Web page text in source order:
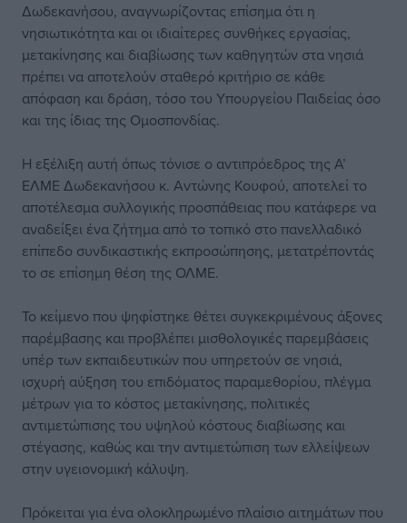
Δωδεκανήσου, αναγνωρίζοντας επίσημα ότι η
νησιωτικότητα και οι ιδιαίτερες συνθήκες εργασίας,
μετακίνησης και διαβίωσης των καθηγητών στα νησιά
πρέπει να αποτελούν σταθερό κριτήριο σε κάθε
απόφαση και δράση, τόσο του Υπουργείου Παιδείας όσο
και της ίδιας της Ομοσπονδίας.
Η εξέλιξη αυτή όπως τόνισε ο αντιπρόεδρος της Α’
ΕΛΜΕ Δωδεκανήσου κ. Αντώνης Κουφού, αποτελεί το
αποτέλεσμα συλλογικής προσπάθειας που κατάφερε να
αναδείξει ένα ζήτημα από το τοπικό στο πανελλαδικό
επίπεδο συνδικαστικής εκπροσώπησης, μετατρέποντάς
το σε επίσημη θέση της ΟΛΜΕ.
Το κείμενο που ψηφίστηκε θέτει συγκεκριμένους άξονες
παρέμβασης και προβλέπει μισθολογικές παρεμβάσεις
υπέρ των εκπαιδευτικών που υπηρετούν σε νησιά,
ισχυρή αύξηση του επιδόματος παραμεθορίου, πλέγμα
μέτρων για το κόστος μετακίνησης, πολιτικές
αντιμετώπισης του υψηλού κόστους διαβίωσης και
στέγασης, καθώς και την αντιμετώπιση των ελλείψεων
στην υγειονομική κάλυψη.
Πρόκειται για ένα ολοκληρωμένο πλαίσιο αιτημάτων που